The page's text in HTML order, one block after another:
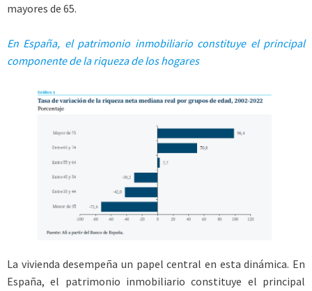
mayores de 65.
En España, el patrimonio inmobiliario constituye el principal
componente de la riqueza de los hogares
La vivienda desempeña un papel central en esta dinámica. En
España, el patrimonio inmobiliario constituye el principal